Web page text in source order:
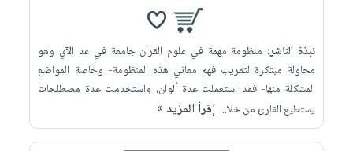
نبذة الناشر: منظومة مهمة في علوم القرآن جامعة في عد الآي وهو
محاولة مبتكرة لتقريب فهم معاني هذه المنظومة- وخاصة المواضع
المشكلة منها- فقد استعملت عدة ألوان، واستخدمت عدة مصطلحات
يستطيع القارئ من خلا... إقرأ المزيد »